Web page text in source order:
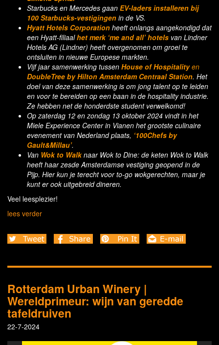
Starbucks en Mercedes gaan EV-laders installeren bij
100 Starbucks-vestigingen in de VS.
Hyatt Hotels Corporation heeft onlangs aangekondigd dat
een Hyatt-filiaalhet merk ‘me and all’ hotels van Lindner
Hotels AG (Lindner) heeft overgenomen om groei te
ontsluiten in nieuwe Europese markten.
Vijf jaar samenwerking tussen House of Hospitalityen
DoubleTree by Hilton Amsterdam Centraal Station. Het
doel van deze samenwerking is om jong talent op te leiden
en voor te bereiden op een baan in de hospitality industrie.
Ze hebben net de honderdste student verwelkomd!
Op zaterdag 12 en zondag 13 oktober 2024 vindt in het
Miele Experience Center in Vianen het grootste culinaire
evenement van Nederland plaats, ‘100Chefs by
Gault&Millau’.
Van Wok to Walknaar Wok to Dine: de keten Wok to Walk
heeft haar zesde Amsterdamse vestiging geopend in de
Pijp. Hier kun je terecht voor to-go wokgerechten, maar je
kunt er ook uitgebreid dineren.
Veel leesplezier!
lees verder
Rotterdam Urban Winery |
Wereldprimeur: wijn van geredde
tafeldruiven
22-7-2024